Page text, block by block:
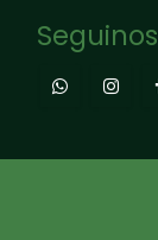
Seguinos